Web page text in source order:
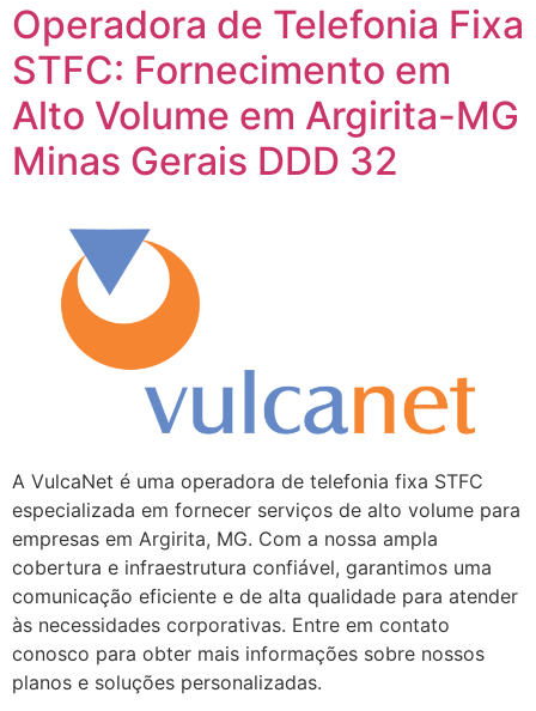
Operadora de Telefonia Fixa
STFC: Fornecimento em
Alto Volume em Argirita-MG
Minas Gerais DDD 32
A VulcaNet é uma operadora de telefonia fixa STFC
especializada em fornecer serviços de alto volume para
empresas em Argirita, MG. Com a nossa ampla
cobertura e infraestrutura confiável, garantimos uma
comunicação eficiente e de alta qualidade para atender
às necessidades corporativas. Entre em contato
conosco para obter mais informações sobre nossos
planos e soluções personalizadas.